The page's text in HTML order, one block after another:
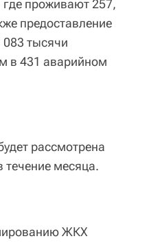
проживают 257,
предоставление
тысячи
в 431 аварийном
рассмотрена
месяца.
ЖКХ